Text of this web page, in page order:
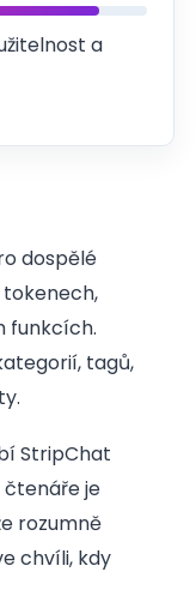
a
dospělé
funkcích.
tagů,
StripChat
čtenáře je
rozumně
chvíli, kdy